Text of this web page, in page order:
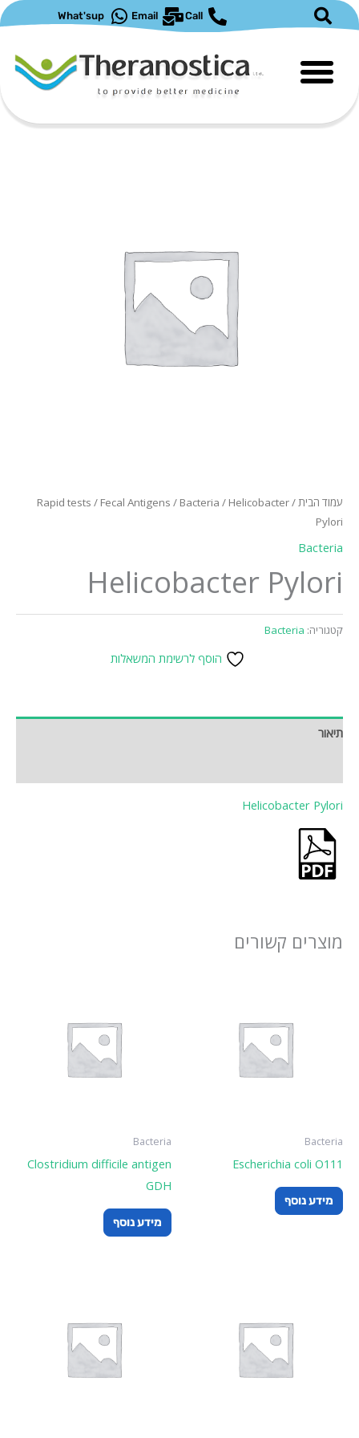
Call
Email
What'sup
עמוד הבית/
Rapid tests / Fecal Antigens / Bacteria / Helicobacter
Pylori
Bacteria
Helicobacter Pylori
קטגוריה: Bacteria
הוסף לרשימת המשאלות
תיאור
Helicobacter Pylori
מוצרים קשורים
Bacteria
Escherichia coli O111
מידע נוסף
Bacteria
Clostridium difficile antigen
GDH
מידע נוסף